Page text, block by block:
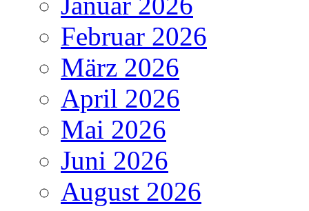
Februar 2026
März 2026
April 2026
Mai 2026
Juni 2026
August 2026